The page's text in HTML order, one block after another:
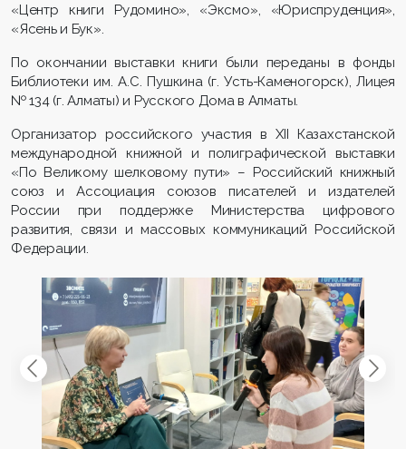
«Центр книги Рудомино», «Эксмо», «Юриспруденция»,
«Ясень и Бук».
По окончании выставки книги были переданы в фонды
Библиотеки им. А.С. Пушкина (г. Усть-Каменогорск), Лицея
№ 134 (г. Алматы) и Русского Дома в Алматы.
Организатор российского участия в XII Казахстанской
международной книжной и полиграфической выставки
«По Великому шелковому пути» – Российский книжный
союз и Ассоциация союзов писателей и издателей
России при поддержке Министерства цифрового
развития, связи и массовых коммуникаций Российской
Федерации.